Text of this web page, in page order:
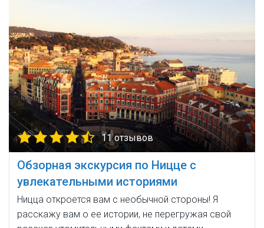
11 отзывов
Обзорная экскурсия по Ницце с
увлекательными историями
Ницца откроется вам с необычной стороны! Я
расскажу вам о ее истории, не перегружая свой